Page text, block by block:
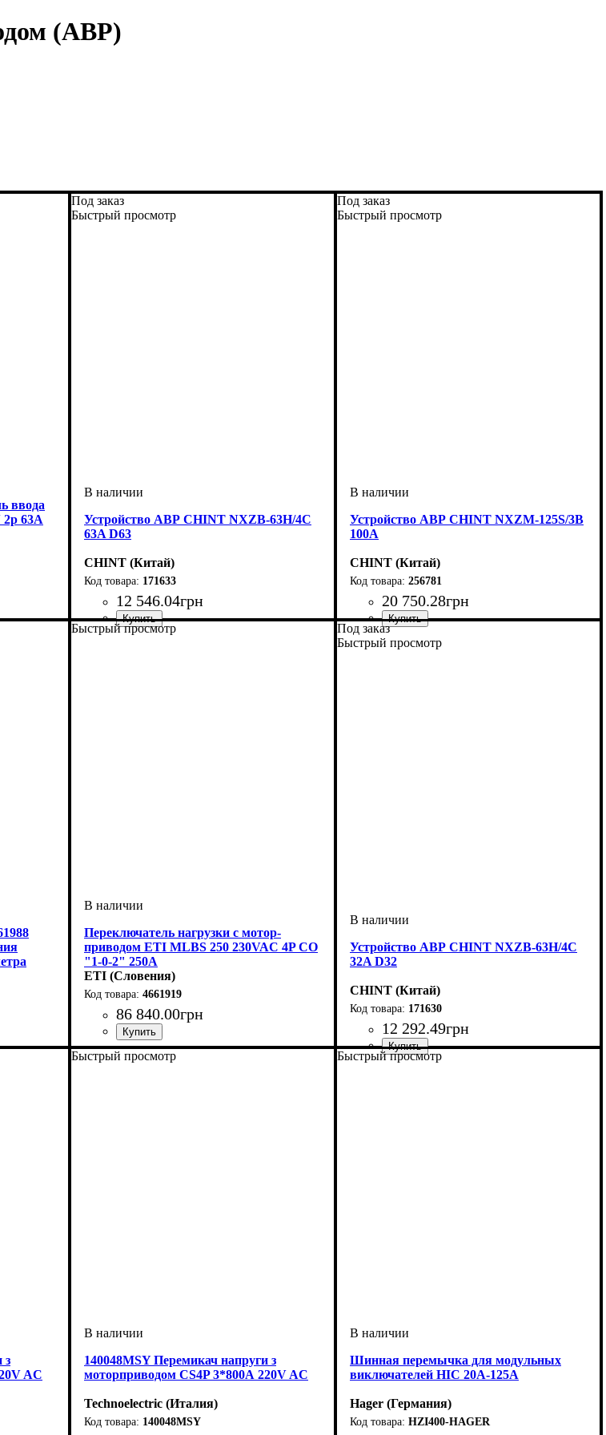
(АВР)
ввода
63A
Под заказ
Быстрый просмотр
Устройство АВР CHINT NXZB-63H/4C
63A D63
CHINT (Китай)
171633
12 546.04грн
Устройство: переключатель нагрузки
Номинальный ток, А
Количество полюсов
Под заказ
Быстрый просмотр
Устройство АВР CHINT NXZM-125S/3B
100A
CHINT (Китай)
256781
20 750.28грн
Устройство
Номинальный ток, А
Количество полюсов
Отключающая способность, kA
Быстрый просмотр
Переключатель нагрузки с мотор-
приводом ETI MLBS 250 230VAC 4P CO
"1-0-2" 250А
ETI (Словения)
4661919
86 840.00грн
Устройство: переключатель нагрузки
Номинальный ток, А: 250
Количество полюсов: 4
Серия: MLBS
Под заказ
Быстрый просмотр
Устройство АВР CHINT NXZB-63H/4C
32A D32
CHINT (Китай)
171630
12 292.49грн
Устройство: переключатель нагрузки
Номинальный ток, А
Количество полюсов
з
AC
Быстрый просмотр
140048MSY Перемикач напруги з
моторприводом CS4P 3*800А 220V AC
Technoelectric (Италия)
140048MSY
Быстрый просмотр
Шинная перемычка для модульных
виключателей HIC 20А-125А
Hager (Германия)
HZI400-HAGER